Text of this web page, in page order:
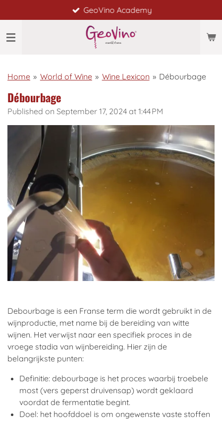
to
main
GeoVino Academy
Home » World of Wine » Wine Lexicon » Débourbage
Débourbage
Published on September 17, 2024 at 1:44 PM
Debourbage is een Franse term die wordt gebruikt in de
wijnproductie, met name bij de bereiding van witte
wijnen. Het verwijst naar een specifiek proces in de
vroege stadia van wijnbereiding. Hier zijn de
belangrijkste punten:
Definitie: debourbage is het proces waarbij troebele
most (vers geperst druivensap) wordt geklaard
voordat de fermentatie begint.
Doel: het hoofddoel is om ongewenste vaste stoffen